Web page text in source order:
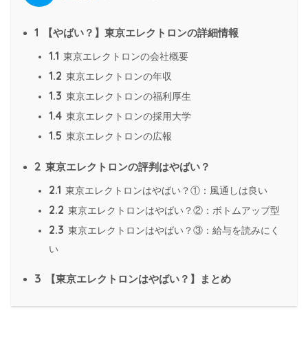
1 【やばい？】東京エレクトロンの詳細情報
1.1 東京エレクトロンの会社概要
1.2 東京エレクトロンの年収
1.3 東京エレクトロンの福利厚生
1.4 東京エレクトロンの採用大学
1.5 東京エレクトロンの広報
2 東京エレクトロンの評判はやばい？
2.1 東京エレクトロンはやばい？①：風通しは良い
2.2 東京エレクトロンはやばい？②：ボトムアップ型
2.3 東京エレクトロンはやばい？③：給与を読みにく
い
3 【東京エレクトロンはやばい？】まとめ